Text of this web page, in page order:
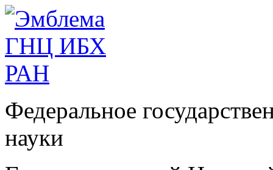
Федеральное
науки